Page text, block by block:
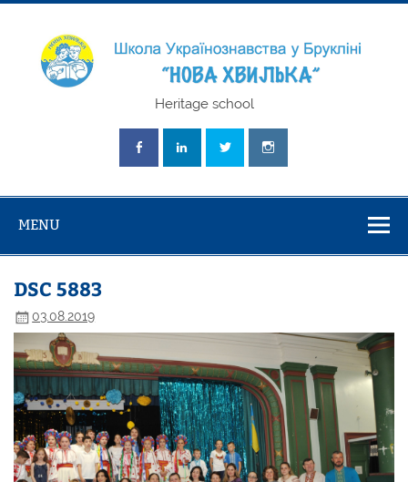
Skip
"Нова
Heritage school
MENU
DSC 5883
03.08.2019